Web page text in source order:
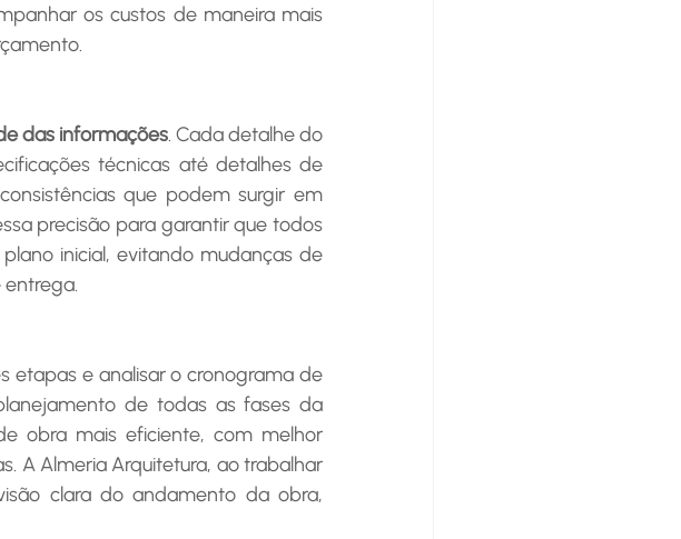
os custos de maneira mais
das informações. Cada detalhe do
técnicas até detalhes de
que podem surgir em
precisão para garantir que todos
inicial, evitando mudanças de
etapas e analisar o cronograma de
de todas as fases da
obra mais eficiente, com melhor
A Almeria Arquitetura, ao trabalhar
clara do andamento da obra,